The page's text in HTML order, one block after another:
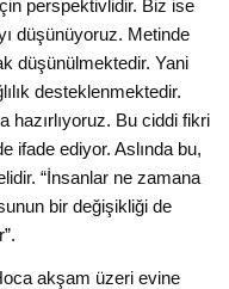
perspektivlidir. Biz ise
düşünüyoruz. Metinde
düşünülmektedir. Yani
desteklenmektedir.
hazırlıyoruz. Bu ciddi fikri
ifade ediyor. Aslında bu,
“İnsanlar ne zamana
bir değişikliği de
akşam üzeri evine